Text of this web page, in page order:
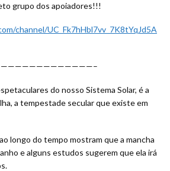
grupo dos apoiadores!!!
channel/UC_Fk7hHbl7vv_7K8tYqJd5A
do nosso Sistema Solar, é a
a tempestade secular que existe em
longo do tempo mostram que a mancha
e alguns estudos sugerem que ela irá